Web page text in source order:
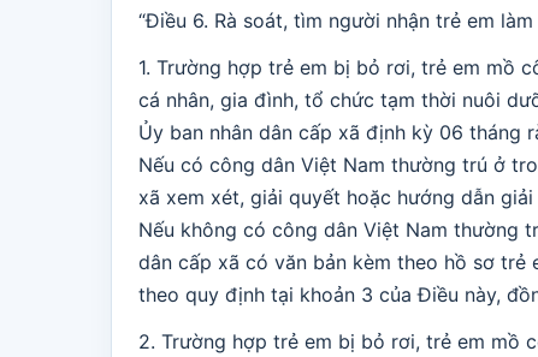
“Điều 6. Rà soát, tìm người nhận trẻ em
1. Trường hợp trẻ em bị bỏ rơi, trẻ em mồ
cá nhân, gia đình, tổ chức tạm thời nuôi
Ủy ban nhân dân cấp xã định kỳ 06 tháng
Nếu có công dân Việt Nam thường trú ở
xã xem xét, giải quyết hoặc hướng dẫn
Nếu không có công dân Việt Nam thường
dân cấp xã có văn bản kèm theo hồ sơ trẻ
theo quy định tại khoản 3 của Điều này,
2. Trường hợp trẻ em bị bỏ rơi, trẻ em mồ